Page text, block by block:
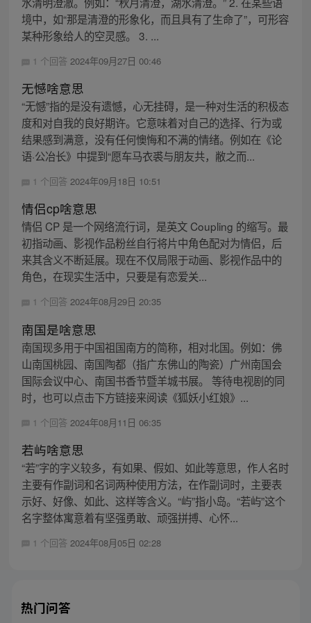
境中，如“那是清澄的形象化，而且具有了生命了”，可形容
某种形象给人的空灵感。 3. ...
1 个回答 2024年09月27日 00:46
无憾啥意思
“无憾”指的是没有遗憾，心无挂碍，是一种对生活的积极态
度和对自我的良好期许。它意味着对自己的选择、行为或
结果感到满意，没有任何懊悔和不满的情绪。例如在《论
语·公冶长》中提到“愿车马衣裘与朋友共，敝之而...
1 个回答 2024年09月18日 10:51
情侣cp啥意思
情侣 CP 是一个网络流行词，是英文 Coupling 的缩写。最
初指动画、影视作品粉丝自行将片中角色配对为情侣，后
来其含义不断延展。现在不仅局限于动画、影视作品中的
角色，在现实生活中，只要是有恋爱关...
1 个回答 2024年08月29日 20:35
南国是啥意思
南国现多用于中国祖国南方的简称，相对北国。例如：佛
山南国桃园、南国陶都（指广东佛山的陶瓷）广州南国会
国际会议中心、南国书香节暨羊城书展。 等待电视剧的同
时，也可以点击下方链接来阅读《狐妖小红娘》...
1 个回答 2024年08月11日 06:35
若屿啥意思
“若”字的字义较多，有如果、假如、如此等意思，作人名时
主要有作副词和名词两种使用方法，在作副词时，主要表
示好、好像、如此、这样等含义。“屿”指小岛。“若屿”这个
名字整体寓意着有坚强勇敢、顽强拼搏、心怀...
1 个回答 2024年08月05日 02:28
热门问答